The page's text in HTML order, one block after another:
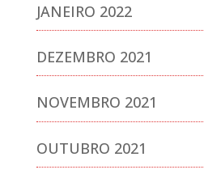
JANEIRO 2022
DEZEMBRO 2021
NOVEMBRO 2021
OUTUBRO 2021